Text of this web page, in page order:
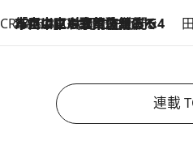
CREA'S CHOICE
2026.8.7
「立川にも歌舞伎があるんだよ」 片岡仁左衛門・市川中車ら豪華座組みで4年目の立川立飛歌舞伎へ
連載